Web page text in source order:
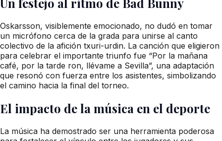
Oskarsson, visiblemente emocionado, no dudó en tomar
un micrófono cerca de la grada para unirse al canto
colectivo de la afición txuri-urdin. La canción que eligieron
para celebrar el importante triunfo fue “Por la mañana
café, por la tarde ron, llévame a Sevilla”, una adaptación
que resonó con fuerza entre los asistentes, simbolizando
el camino hacia la final del torneo.
El impacto de la música en el deporte
La música ha demostrado ser una herramienta poderosa